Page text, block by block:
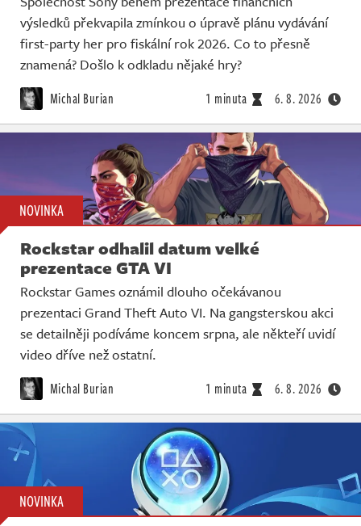
výsledků překvapila zmínkou o úpravě plánu vydávání
first-party her pro fiskální rok 2026. Co to přesně
znamená? Došlo k odkladu nějaké hry?
Michal Burian 1 minuta 6. 8. 2026
NOVINKA
Rockstar odhalil datum velké
prezentace GTA VI
Rockstar Games oznámil dlouho očekávanou
prezentaci Grand Theft Auto VI. Na gangsterskou akci
se detailněji podíváme koncem srpna, ale někteří uvidí
video dříve než ostatní.
Michal Burian 1 minuta 6. 8. 2026
NOVINKA